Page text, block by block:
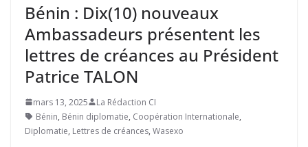
Bénin : Dix(10) nouveaux
Ambassadeurs présentent les
lettres de créances au Président
Patrice TALON
mars 13, 2025
La Rédaction CI
Bénin, Bénin diplomatie, Coopération Internationale,
Diplomatie, Lettres de créances, Wasexo